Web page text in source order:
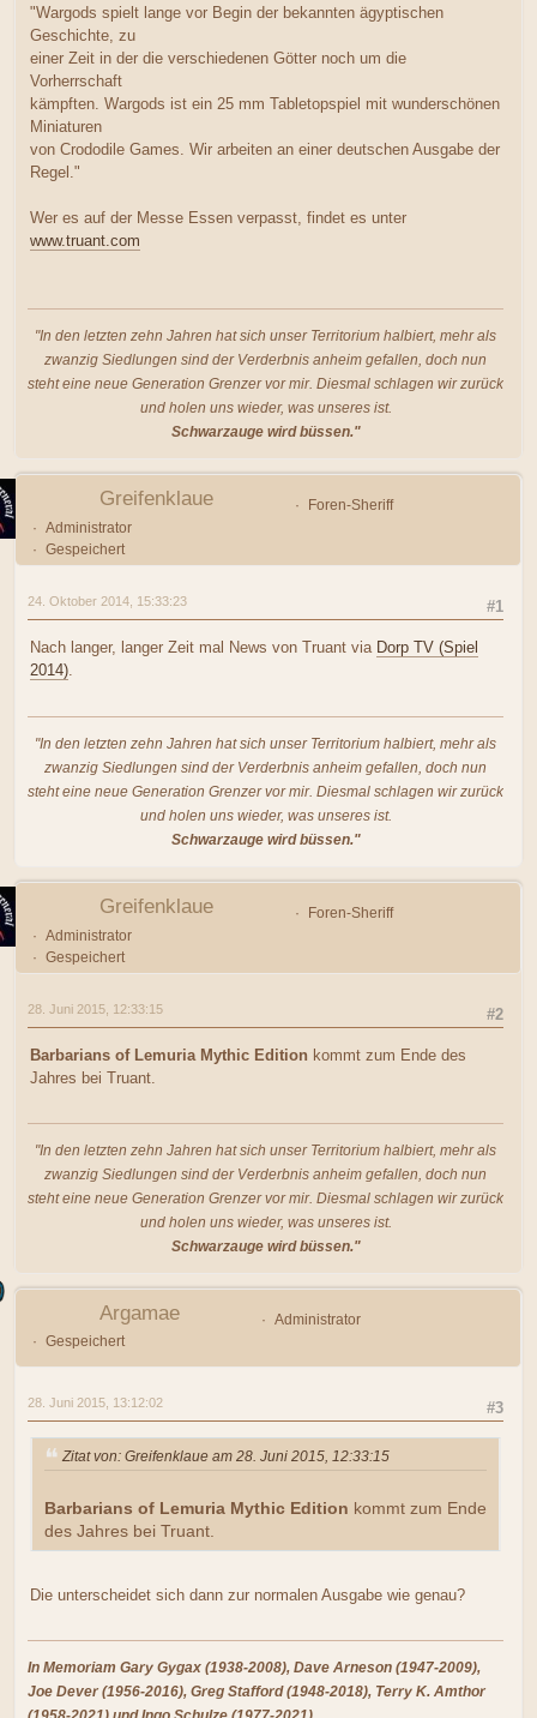
"Wargods spielt lange vor Begin der bekannten ägyptischen
Geschichte, zu
einer Zeit in der die verschiedenen Götter noch um die
Vorherrschaft
kämpften. Wargods ist ein 25 mm Tabletopspiel mit wunderschönen
Miniaturen
von Crododile Games. Wir arbeiten an einer deutschen Ausgabe der
Regel."
Wer es auf der Messe Essen verpasst, findet es unter
www.truant.com
"In den letzten zehn Jahren hat sich unser Territorium halbiert, mehr als
zwanzig Siedlungen sind der Verderbnis anheim gefallen, doch nun
steht eine neue Generation Grenzer vor mir. Diesmal schlagen wir zurück
und holen uns wieder, was unseres ist.
Schwarzauge wird büssen."
Greifenklaue
Foren-Sheriff
Administrator
Gespeichert
#1
24. Oktober 2014, 15:33:23
Nach langer, langer Zeit mal News von Truant via Dorp TV (Spiel
2014).
"In den letzten zehn Jahren hat sich unser Territorium halbiert, mehr als
zwanzig Siedlungen sind der Verderbnis anheim gefallen, doch nun
steht eine neue Generation Grenzer vor mir. Diesmal schlagen wir zurück
und holen uns wieder, was unseres ist.
Schwarzauge wird büssen."
Greifenklaue
Foren-Sheriff
Administrator
Gespeichert
#2
28. Juni 2015, 12:33:15
Barbarians of Lemuria Mythic Edition kommt zum Ende des
Jahres bei Truant.
"In den letzten zehn Jahren hat sich unser Territorium halbiert, mehr als
zwanzig Siedlungen sind der Verderbnis anheim gefallen, doch nun
steht eine neue Generation Grenzer vor mir. Diesmal schlagen wir zurück
und holen uns wieder, was unseres ist.
Schwarzauge wird büssen."
Argamae
Administrator
Gespeichert
#3
28. Juni 2015, 13:12:02
Zitat von: Greifenklaue am 28. Juni 2015, 12:33:15
Barbarians of Lemuria Mythic Edition kommt zum Ende
des Jahres bei Truant.
Die unterscheidet sich dann zur normalen Ausgabe wie genau?
In Memoriam Gary Gygax (1938-2008), Dave Arneson (1947-2009),
Joe Dever (1956-2016), Greg Stafford (1948-2018), Terry K. Amthor